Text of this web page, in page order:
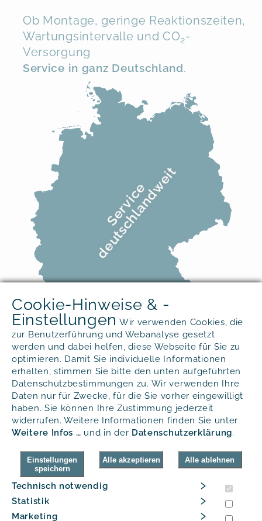
Ob Montage, geringe Reaktionszeiten,
Wartungsintervalle und CO2-
Versorgung
Service in ganz Deutschland.
Service
deutschlandweit
Sie haben Fragen?
Gerne beantworten wir Ihnen alle
Fragen rund um unsere Produkte.
Tel.+49 (0) 40 - 300 33 09 55
Kontaktformular
E-Mail
© ProSoda GmbH 2026
Cookie-Hinweise & -
Einstellungen Wir verwenden Cookies, die
zur Benutzerführung und Webanalyse gesetzt
werden und dabei helfen, diese Webseite für Sie zu
optimieren. Damit Sie individuelle Informationen
erhalten, stimmen Sie bitte den unten aufgeführten
Datenschutzbestimmungen zu. Wir verwenden Ihre
Daten nur für Zwecke, für die Sie vorher eingewilligt
haben. Sie können Ihre Zustimmung jederzeit
widerrufen. Weitere Informationen finden Sie unter
Weitere Infos … und in der Daten­schutz­erklärung.
Einstellungen
speichern
Alle akzeptieren Alle ablehnen
Technisch notwendig ›
Statistik ›
Marketing ›